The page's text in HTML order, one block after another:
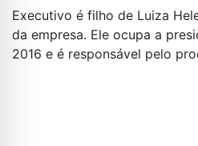
Executivo é filho de Luiza
da empresa. Ele ocupa a
2016 e é responsável pelo